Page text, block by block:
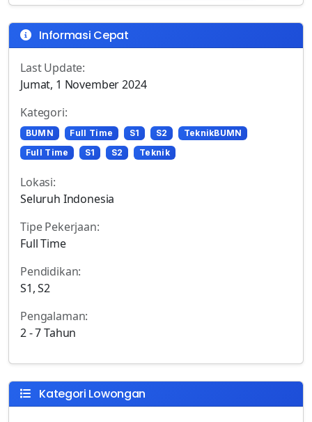
Informasi Cepat
Last Update:
Jumat, 1 November 2024
Kategori:
BUMN Full Time S1 S2
TeknikBUMN
Full Time
S1 S2 Teknik
Lokasi:
Seluruh Indonesia
Tipe Pekerjaan:
Full Time
Pendidikan:
S1, S2
Pengalaman:
2 - 7 Tahun
Kategori Lowongan